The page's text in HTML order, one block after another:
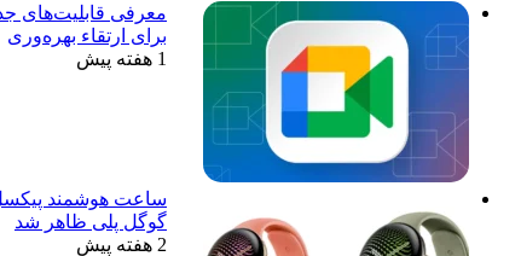
معرفی قابلیت‌های
برای ارتقاء بهره‌وری
1 هفته پیش
گوگل پلی ظاهر شد
2 هفته پیش